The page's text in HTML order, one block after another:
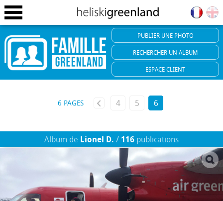
PUBLIER UNE PHOTO
RECHERCHER UN ALBUM
ESPACECLIENT
6 PAGES 4 5 6
Album de Lionel D. / 116 publications